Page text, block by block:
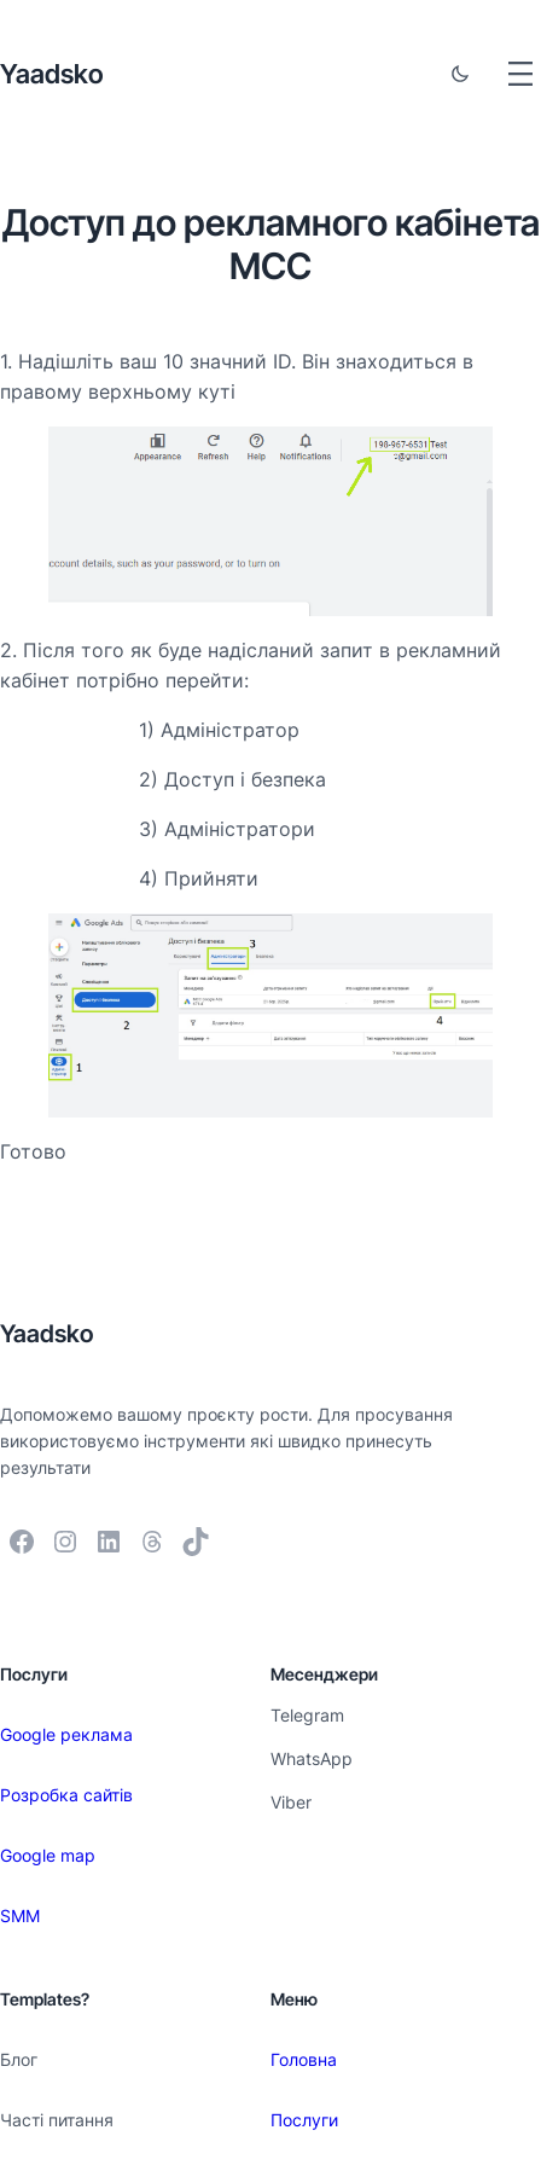
Yaadsko
Доступ до рекламного кабінета
MCC
1. Надішліть ваш 10 значний ID. Він знаходиться в
правому верхньому куті
2. Після того як буде надісланий запит в рекламний
кабінет потрібно перейти:
1) Адміністратор
2) Доступ і безпека
3) Адміністратори
4) Прийняти
Готово
Yaadsko
Допоможемо вашому проєкту рости. Для просування
використовуємо інструменти які швидко принесуть
результати
Послуги
Google реклама
Розробка сайтів
Google map
SMM
Месенджери
Telegram
WhatsApp
Viber
Templates?
Блог
Часті питання
Меню
Головна
Послуги